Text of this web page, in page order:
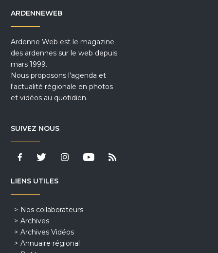
ARDENNEWEB
Ardenne Web est le magazine
des ardennes sur le web depuis
mars 1999.
Nous proposons l'agenda et
l'actualité régionale en photos
et vidéos au quotidien.
SUIVEZ NOUS
LIENS UTILES
Nos collaborateurs
Archives
Archives Vidéos
Annuaire régional